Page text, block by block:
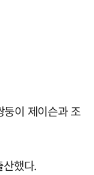
이 제이슨과 조
했다.